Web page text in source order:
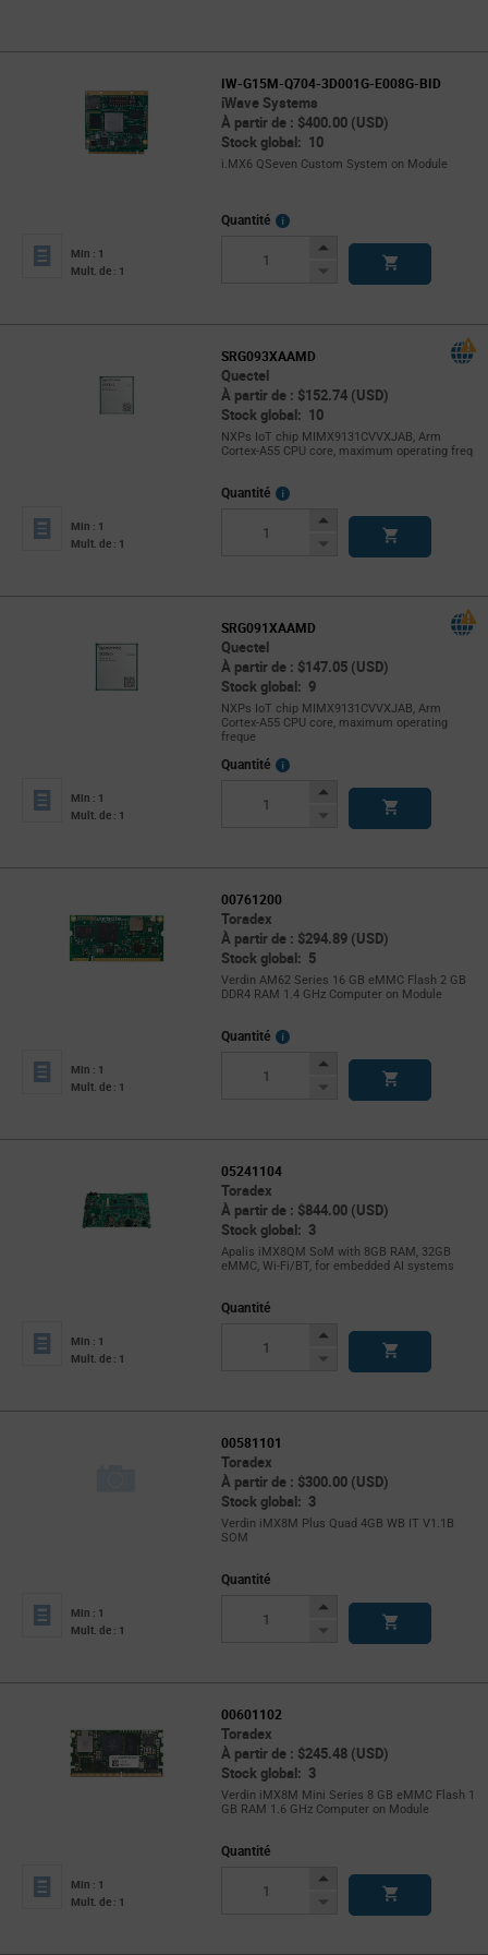
IW-G15M-Q704-3D001G-E008G-BID
iWave Systems
À partir de : $400.00 (USD)
Stock global: 10
i.MX6 QSeven Custom System on Module
Min : 1
Mult. de : 1
Quantité
More
Increase
Decrease
SRG093XAAMD
Quectel
À partir de : $152.74 (USD)
Stock global: 10
NXPs IoT chip MIMX9131CVVXJAB, Arm
Cortex-A55 CPU core, maximum operating freq
Min : 1
Mult. de : 1
Quantité
More
Increase
Decrease
SRG091XAAMD
Quectel
À partir de : $147.05 (USD)
Stock global: 9
NXPs IoT chip MIMX9131CVVXJAB, Arm
Cortex-A55 CPU core, maximum operating
freque
Min : 1
Mult. de : 1
Quantité
More
Increase
Decrease
00761200
Toradex
À partir de : $294.89 (USD)
Stock global: 5
Verdin AM62 Series 16 GB eMMC Flash 2 GB
DDR4 RAM 1.4 GHz Computer on Module
Min : 1
Mult. de : 1
Quantité
More
Increase
Decrease
05241104
Toradex
À partir de : $844.00 (USD)
Stock global: 3
Apalis iMX8QM SoM with 8GB RAM, 32GB
eMMC, Wi-Fi/BT, for embedded AI systems
Min : 1
Mult. de : 1
Quantité
Increase
Decrease
00581101
Toradex
À partir de : $300.00 (USD)
Stock global: 3
Verdin iMX8M Plus Quad 4GB WB IT V1.1B
SOM
Min : 1
Mult. de : 1
Quantité
Increase
Decrease
00601102
Toradex
À partir de : $245.48 (USD)
Stock global: 3
Verdin iMX8M Mini Series 8 GB eMMC Flash 1
GB RAM 1.6 GHz Computer on Module
Min : 1
Mult. de : 1
Quantité
Increase
Decrease